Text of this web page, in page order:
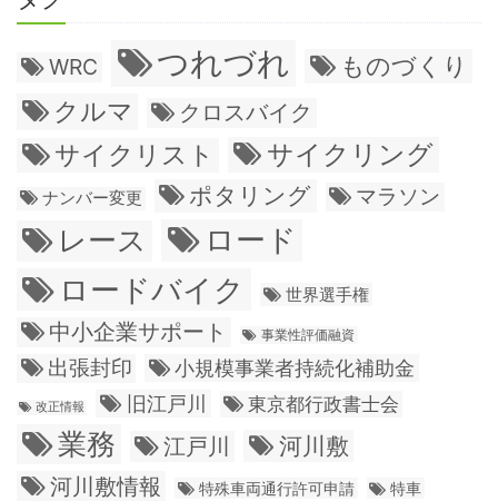
WRC つれづれ ものづくり
クルマ クロスバイク
サイクリスト サイクリング
ナンバー変更 ポタリング マラソン
レース
ロード
ロードバイク
世界選手権
中小企業サポート 事業性評価融資
出張封印 小規模事業者持続化補助金
改正情報 旧江戸川 東京都行政書士会
業務 江戸川
河川敷
河川敷情報
特殊車両通行許可申請
特車